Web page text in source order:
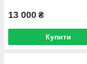
13 000 ₴
Купити